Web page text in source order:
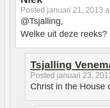
Posted januari 21, 2013
@Tsjalling,
Welke uit deze
Tsjalling
Posted januari 23,
Christ in the House